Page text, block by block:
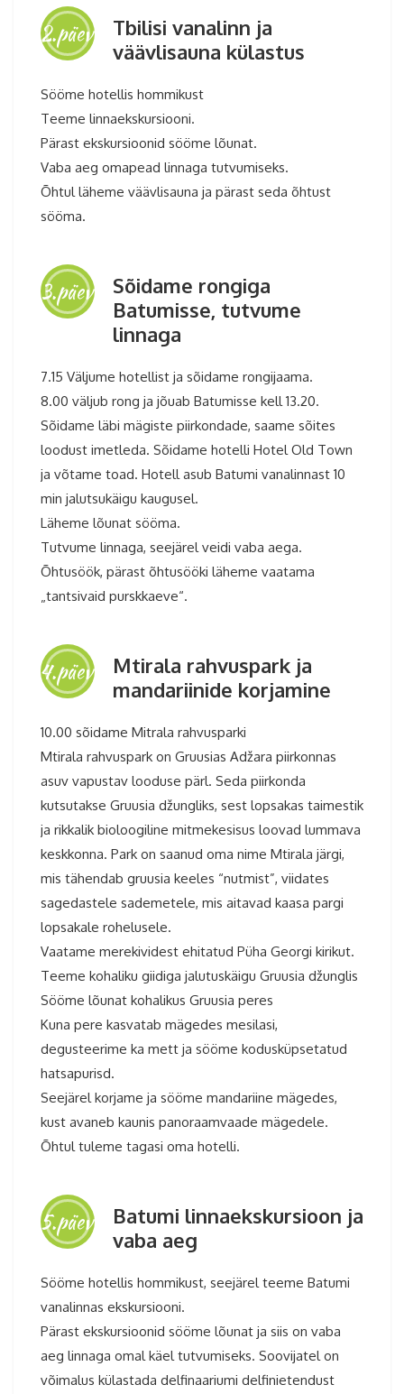
2.päev
Tbilisi vanalinn ja
väävlisauna külastus
Sööme hotellis hommikust
Teeme linnaekskursiooni.
Pärast ekskursioonid sööme lõunat.
Vaba aeg omapead linnaga tutvumiseks.
Õhtul läheme väävlisauna ja pärast seda õhtust
sööma.
3.päev
Sõidame rongiga
Batumisse, tutvume
linnaga
7.15 Väljume hotellist ja sõidame rongijaama.
8.00 väljub rong ja jõuab Batumisse kell 13.20.
Sõidame läbi mägiste piirkondade, saame sõites
loodust imetleda. Sõidame hotelli Hotel Old Town
ja võtame toad. Hotell asub Batumi vanalinnast 10
min jalutsukäigu kaugusel.
Läheme lõunat sööma.
Tutvume linnaga, seejärel veidi vaba aega.
Õhtusöök, pärast õhtusööki läheme vaatama
„tantsivaid purskkaeve“.
4.päev
Mtirala rahvuspark ja
mandariinide korjamine
10.00 sõidame Mitrala rahvusparki
Mtirala rahvuspark on Gruusias Adžara piirkonnas
asuv vapustav looduse pärl. Seda piirkonda
kutsutakse Gruusia džungliks, sest lopsakas taimestik
ja rikkalik bioloogiline mitmekesisus loovad lummava
keskkonna. Park on saanud oma nime Mtirala järgi,
mis tähendab gruusia keeles “nutmist”, viidates
sagedastele sademetele, mis aitavad kaasa pargi
lopsakale rohelusele.
Vaatame merekividest ehitatud Püha Georgi kirikut.
Teeme kohaliku giidiga jalutuskäigu Gruusia džunglis
Sööme lõunat kohalikus Gruusia peres
Kuna pere kasvatab mägedes mesilasi,
degusteerime ka mett ja sööme kodusküpsetatud
hatsapurisd.
Seejärel korjame ja sööme mandariine mägedes,
kust avaneb kaunis panoraamvaade mägedele.
Õhtul tuleme tagasi oma hotelli.
5.päev
Batumi linnaekskursioon ja
vaba aeg
Sööme hotellis hommikust, seejärel teeme Batumi
vanalinnas ekskursiooni.
Pärast ekskursioonid sööme lõunat ja siis on vaba
aeg linnaga omal käel tutvumiseks. Soovijatel on
võimalus külastada delfinaariumi delfinietendust